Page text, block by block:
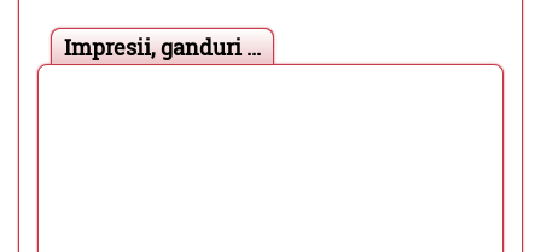
Impresii, ganduri ...